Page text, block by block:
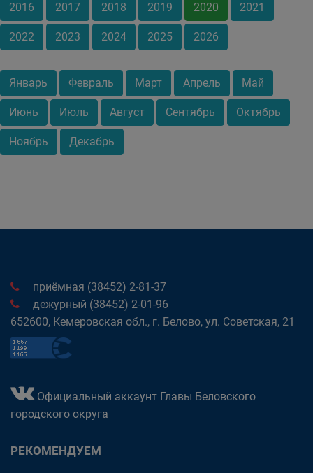
2016 2017 2018 2019 2020 2021
2022 2023 2024 2025 2026
Январь Февраль Март Апрель Май
Июнь Июль Август Сентябрь Октябрь
Ноябрь Декабрь
приёмная (38452) 2-81-37
дежурный (38452) 2-01-96
652600, Кемеровская обл., г. Белово, ул. Советская, 21
Официальный аккаунт Главы Беловского
городского округа
РЕКОМЕНДУЕМ